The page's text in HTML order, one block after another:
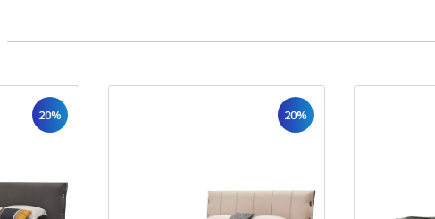
20% 20%